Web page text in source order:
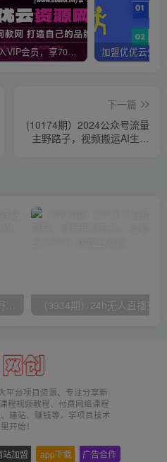
加入VIP会员，享70%的推广提成，免费学习多种网上创业课程，菜鸟秒变大神！
下一篇
(10174期）2024公众号流量
主野路子，视频搬运AI生成
（10150期）2024高考项目野路子玩法，无限裂变，最高一天1W＋！
平台项目资源、专注分享新
程视频教程、付费网络课程
建站、赚钱等，学项目技术
开始！
站加盟 app下载 广告合作